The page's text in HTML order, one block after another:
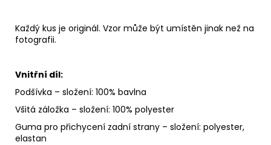
Každý kus je originál. Vzor může být umístěn jinak než na
fotografii.
Vnitřní díl:
Podšívka – složení: 100% bavlna
Všitá záložka – složení: 100% polyester
Guma pro přichycení zadní strany – složení: polyester,
elastan